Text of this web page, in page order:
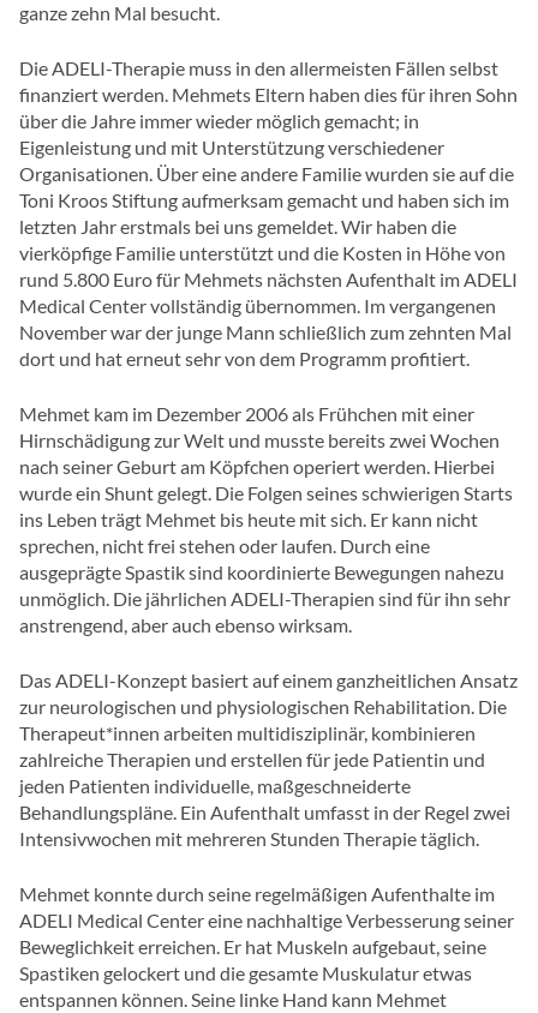
ganze zehn Mal besucht.
Die ADELI-Therapie muss in den allermeisten Fällen selbst
finanziert werden. Mehmets Eltern haben dies für ihren Sohn
über die Jahre immer wieder möglich gemacht; in
Eigenleistung und mit Unterstützung verschiedener
Organisationen. Über eine andere Familie wurden sie auf die
Toni Kroos Stiftung aufmerksam gemacht und haben sich im
letzten Jahr erstmals bei uns gemeldet. Wir haben die
vierköpfige Familie unterstützt und die Kosten in Höhe von
rund 5.800 Euro für Mehmets nächsten Aufenthalt im ADELI
Medical Center vollständig übernommen. Im vergangenen
November war der junge Mann schließlich zum zehnten Mal
dort und hat erneut sehr von dem Programm profitiert.
Mehmet kam im Dezember 2006 als Frühchen mit einer
Hirnschädigung zur Welt und musste bereits zwei Wochen
nach seiner Geburt am Köpfchen operiert werden. Hierbei
wurde ein Shunt gelegt. Die Folgen seines schwierigen Starts
ins Leben trägt Mehmet bis heute mit sich. Er kann nicht
sprechen, nicht frei stehen oder laufen. Durch eine
ausgeprägte Spastik sind koordinierte Bewegungen nahezu
unmöglich. Die jährlichen ADELI-Therapien sind für ihn sehr
anstrengend, aber auch ebenso wirksam.
Das ADELI-Konzept basiert auf einem ganzheitlichen Ansatz
zur neurologischen und physiologischen Rehabilitation. Die
Therapeut*innen arbeiten multidisziplinär, kombinieren
zahlreiche Therapien und erstellen für jede Patientin und
jeden Patienten individuelle, maßgeschneiderte
Behandlungspläne. Ein Aufenthalt umfasst in der Regel zwei
Intensivwochen mit mehreren Stunden Therapie täglich.
Mehmet konnte durch seine regelmäßigen Aufenthalte im
ADELI Medical Center eine nachhaltige Verbesserung seiner
Beweglichkeit erreichen. Er hat Muskeln aufgebaut, seine
Spastiken gelockert und die gesamte Muskulatur etwas
entspannen können. Seine linke Hand kann Mehmet